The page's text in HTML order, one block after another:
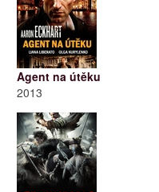
Agent na útěku
2013